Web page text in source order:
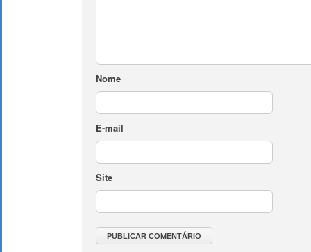
Nome
E-mail
Site